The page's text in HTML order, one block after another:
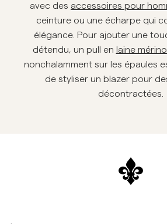
avec des accessoires pour
ceinture ou une écharpe qui
élégance. Pour ajouter une
détendu, un pull en laine
nonchalamment sur les épaules
de styliser un blazer pour
décontractées.